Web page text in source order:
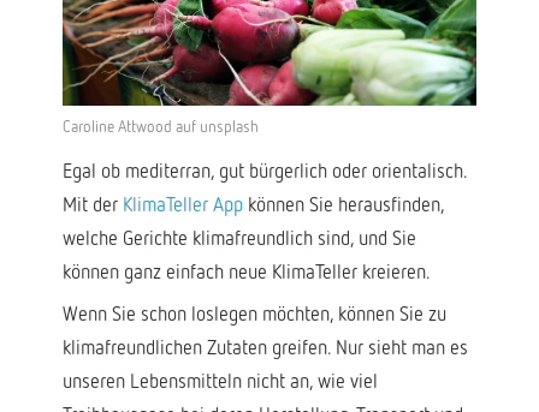
Caroline Attwood auf unsplash
Egal ob mediterran, gut bürgerlich oder orientalisch.
Mit der KlimaTeller App können Sie herausfinden,
welche Gerichte klimafreundlich sind, und Sie
können ganz einfach neue KlimaTeller kreieren.
Wenn Sie schon loslegen möchten, können Sie zu
klimafreundlichen Zutaten greifen. Nur sieht man es
unseren Lebensmitteln nicht an, wie viel